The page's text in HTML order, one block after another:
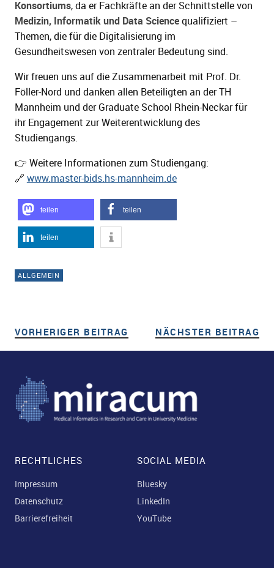
Konsortiums, da er Fachkräfte an der Schnittstelle von
Medizin, Informatik und Data Sciencequalifiziert –
Themen, die für die Digitalisierung im
Gesundheitswesen von zentraler Bedeutung sind.
Wir freuen uns auf die Zusammenarbeit mit Prof. Dr.
Föller-Nord und danken allen Beteiligten an der TH
Mannheim und der Graduate School Rhein-Neckar für
ihr Engagement zur Weiterentwicklung des
Studiengangs.
👉 Weitere Informationen zum Studiengang:
🔗 www.master-bids.hs-mannheim.de
teilen teilen
teilen
ALLGEMEIN
Beitragsnavigation
VORHERIGER BEITRAG VORHERIGER BEITRAG
NÄCHSTER BEITRAG
RECHTLICHES
Impressum
Datenschutz
Barrierefreiheit
SOCIAL MEDIA
Bluesky
LinkedIn
YouTube